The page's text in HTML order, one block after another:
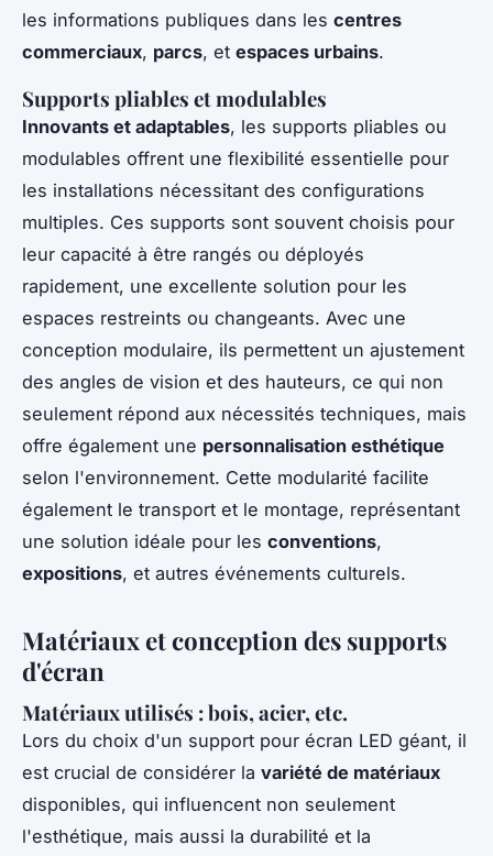
les informations publiques dans les centres
commerciaux, parcs, et espaces urbains.
Supports pliables et modulables
Innovants et adaptables, les supports pliables ou
modulables offrent une flexibilité essentielle pour
les installations nécessitant des configurations
multiples. Ces supports sont souvent choisis pour
leur capacité à être rangés ou déployés
rapidement, une excellente solution pour les
espaces restreints ou changeants. Avec une
conception modulaire, ils permettent un ajustement
des angles de vision et des hauteurs, ce qui non
seulement répond aux nécessités techniques, mais
offre également une personnalisation esthétique
selon l'environnement. Cette modularité facilite
également le transport et le montage, représentant
une solution idéale pour les conventions,
expositions, et autres événements culturels.
Matériaux et conception des supports
d'écran
Matériaux utilisés : bois, acier, etc.
Lors du choix d'un support pour écran LED géant, il
est crucial de considérer la variété de matériaux
disponibles, qui influencent non seulement
l'esthétique, mais aussi la durabilité et la